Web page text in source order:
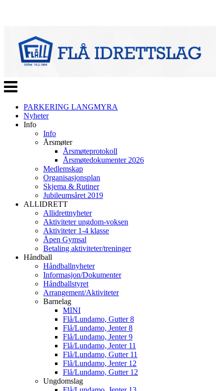
Veksle
navigasjon
PARKERING LANGMYRA
Nyheter
Info
Info
Årsmøter
Årsmøteprotokoll
Årsmøtedokumenter 2026
Medlemskap
Organisasjonsplan
Skjema & Rutiner
Jubileumsåret 2019
ALLIDRETT
Allidrettnyheter
Aktiviteter ungdom-voksen
Aktiviteter 1-4 klasse
Åpen Gymsal
Betaling aktiviteter/treninger
Håndball
Håndballnyheter
Informasjon/Dokumenter
Håndballstyret
Arrangement/Aktiviteter
Barnelag
MINI
Flå/Lundamo, Gutter 8
Flå/Lundamo, Jenter 8
Flå/Lundamo, Jenter 9
Flå/Lundamo, Jenter 11
Flå/Lundamo, Gutter 11
Flå/Lundamo, Jenter 12
Flå/Lundamo, Gutter 12
Ungdomslag